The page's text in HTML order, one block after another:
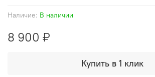
Наличие: В наличии
8 900 ₽
Купить в 1 клик